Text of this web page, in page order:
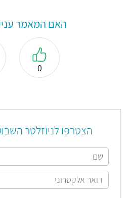
האם המאמר
0
הצטרפו לניוזלטר